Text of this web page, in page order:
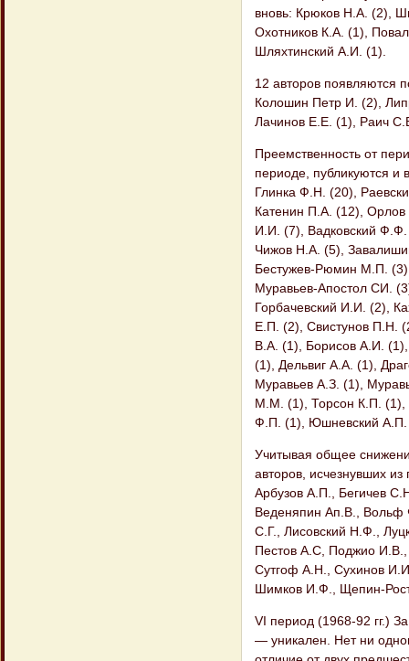
вновь: Крюков Н.А. (2),
Охотников К.А. (1),
Шляхтинский А.И. (1).
12 авторов появляются
Колошин Петр И. (2),
Лачинов Е.Е. (1), Раич
Преемственность от
периоде, публикуются
Глинка Ф.Н. (20),
Катенин П.А. (12),
И.И. (7), Вадковский
Чижов Н.А. (5),
Бестужев-Рюмин М.П.
Муравьев-Апостол СИ.
Горбачевский И.И. (2),
Е.П. (2), Свистунов П.Н.
В.А. (1), Борисов А.И.
(1), Дельвиг А.А. (1),
Муравьев А.З. (1),
М.М. (1), Торсон К.П. (1),
Ф.П. (1), Юшневский А.П.
Учитывая общее
авторов, исчезнувших
Арбузов А.П., Бегичев
Веденяпин Ап.В., Вольф
С.Г., Лисовский Н.Ф.,
Пестов А.С, Поджио
Сутгоф А.Н., Сухинов
Шимков И.Ф., Щепин-
VI период (1968-92 гг.)
— уникален. Нет ни